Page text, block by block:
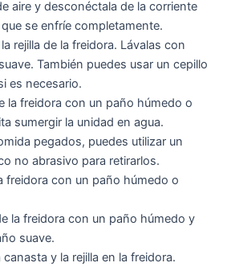
aire y desconéctala de la corriente
se enfríe completamente.
rejilla de la freidora. Lávalas con
También puedes usar un cepillo
es necesario.
la freidora con un paño húmedo o
sumergir la unidad en agua.
pegados, puedes utilizar un
no abrasivo para retirarlos.
freidora con un paño húmedo o
la freidora con un paño húmedo y
suave.
y la rejilla en la freidora.